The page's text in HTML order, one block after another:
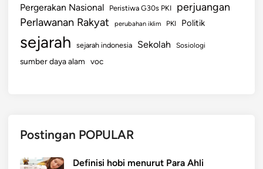
Pergerakan Nasional Peristiwa G30s PKI perjuangan
Perlawanan Rakyat perubahan iklim PKI Politik
sejarah sejarah indonesia Sekolah Sosiologi
sumber daya alam voc
Postingan POPULAR
Definisi hobi menurut Para Ahli